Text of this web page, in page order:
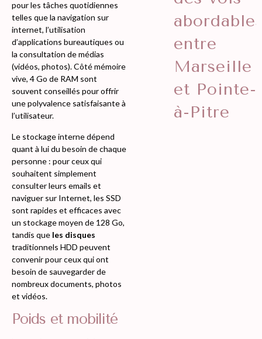
pour les tâches quotidiennes
telles que la navigation sur
internet, l’utilisation
d’applications bureautiques ou
la consultation de médias
(vidéos, photos). Côté mémoire
vive, 4 Go de RAM sont
souvent conseillés pour offrir
une polyvalence satisfaisante à
l’utilisateur.
Le stockage interne dépend
quant à lui du besoin de chaque
personne : pour ceux qui
souhaitent simplement
consulter leurs emails et
naviguer sur Internet, les SSD
sont rapides et efficaces avec
un stockage moyen de 128 Go,
tandis que les disques
traditionnels HDD peuvent
convenir pour ceux qui ont
besoin de sauvegarder de
nombreux documents, photos
et vidéos.
Poids et mobilité
entre
Marseille
et Pointe-
à-Pitre